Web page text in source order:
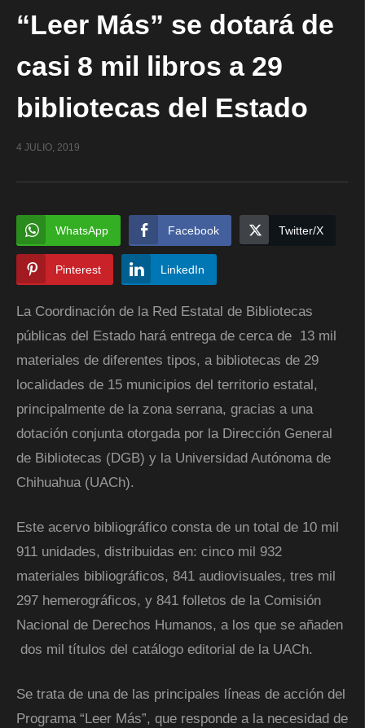
“Leer Más” se dotará de
casi 8 mil libros a 29
bibliotecas del Estado
4 JULIO, 2019
WhatsApp Facebook Twitter/X
Pinterest LinkedIn
La Coordinación de la Red Estatal de Bibliotecas
públicas del Estado hará entrega de cerca de 13 mil
materiales de diferentes tipos, a bibliotecas de 29
localidades de 15 municipios del territorio estatal,
principalmente de la zona serrana, gracias a una
dotación conjunta otorgada por la Dirección General
de Bibliotecas (DGB) y la Universidad Autónoma de
Chihuahua (UACh).
Este acervo bibliográfico consta de un total de 10 mil
911 unidades, distribuidas en: cinco mil 932
materiales bibliográficos, 841 audiovisuales, tres mil
297 hemerográficos, y 841 folletos de la Comisión
Nacional de Derechos Humanos, a los que se añaden
dos mil títulos del catálogo editorial de la UACh.
Se trata de una de las principales líneas de acción del
Programa “Leer Más”, que responde a la necesidad de